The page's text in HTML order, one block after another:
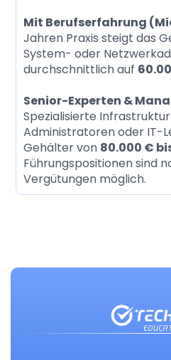
Mit Berufserfahrung
Jahren Praxis steigt das
System- oder
durchschnittlich auf
Senior-Experten &
Spezialisierte
Administratoren oder IT-
Gehälter von 80.000 €
Führungspositionen sind
Vergütungen möglich.